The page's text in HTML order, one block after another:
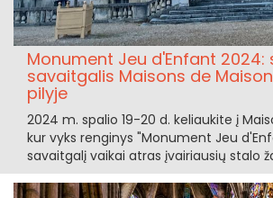
Monument Jeu d'Enfant 2024:
savaitgalis Maisons de
pilyje
2024 m. spalio 19-20 d. keliaukite į
kur vyks renginys "Monument Jeu
savaitgalį vaikai atras įvairiausių stalo